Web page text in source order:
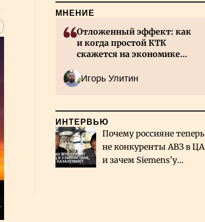
МНЕНИЕ
Отложенный эффект: как
и когда простой КТК
скажется на экономике
Игорь Улитин
ИНТЕРВЬЮ
Почему россияне теперь
не конкуренты АВЗ в ЦА
и зачем Siemens’у